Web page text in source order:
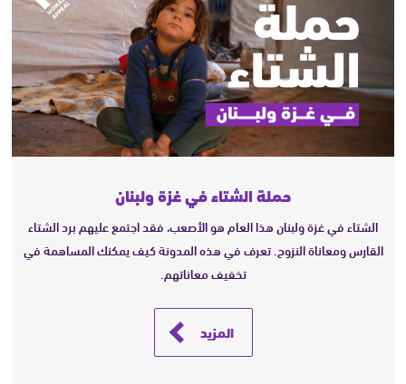
حملة الشتاء في غزة ولبنان
الشتاء في غزة ولبنان هذا العام هو الأصعب، فقد اجتمع عليهم برد الشتاء
القارس ومعاناة النزوح. تعرف في هذه المدونة كيف يمكنك المساهمة في
تخفيف معاناتهم.
المزيد